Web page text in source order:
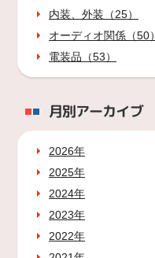
内装、外装（25）
オーディオ関係（50）
電装品（53）
月別アーカイブ
2026年
2025年
2024年
2023年
2022年